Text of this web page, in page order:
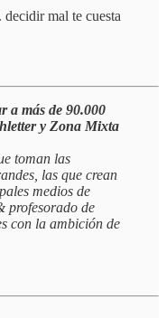
decidir mal te cuesta
a más de 90.000
y Zona Mixta
toman las
las que crean
medios de
profesorado de
con la ambición de